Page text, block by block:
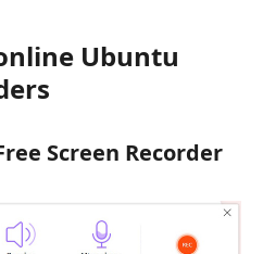
Ubuntu
Screen Recorder